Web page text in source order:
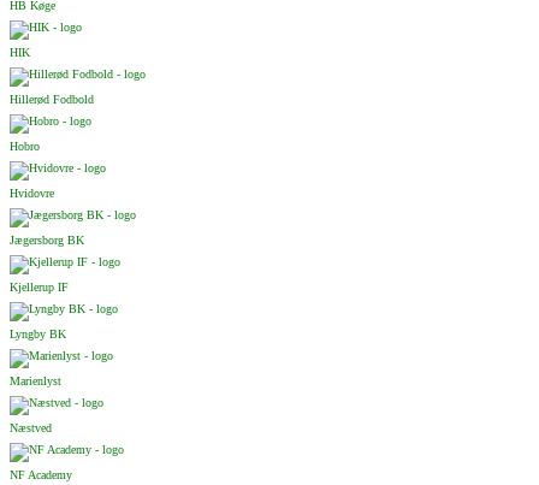
HB Køge
HIK
Hillerød Fodbold
Hobro
Hvidovre
Jægersborg BK
Kjellerup IF
Lyngby BK
Marienlyst
Næstved
NF Academy